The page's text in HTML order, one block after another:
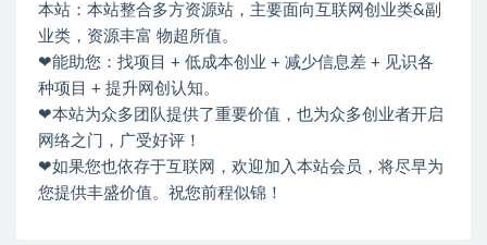
本站：本站整合多方资源站，主要面向互联网创业类&副
业类，资源丰富 物超所值。
❤能助您：找项目 + 低成本创业 + 减少信息差 + 见识各
种项目 + 提升网创认知。
❤本站为众多团队提供了重要价值，也为众多创业者开启
网络之门，广受好评！
❤如果您也依存于互联网，欢迎加入本站会员，将尽早为
您提供丰盛价值。祝您前程似锦！